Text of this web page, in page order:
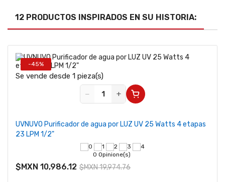
12 PRODUCTOS INSPIRADOS EN SU HISTORIA:
-45%
Se vende desde 1 pieza(s)
−
+
UVNUVO Purificador de agua por LUZ UV 25 Watts 4 etapas
23 LPM 1/2"
0 Opinione(s)
$MXN 10,986.12 $MXN 19,974.76